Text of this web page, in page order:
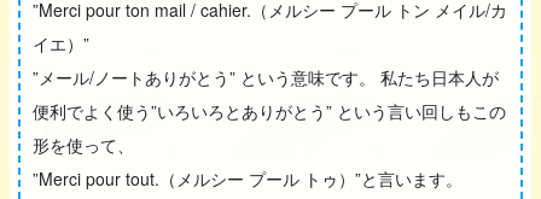
”Merci pour ton mail / cahier.（メルシー プール トン メイル/カ
イエ）”
”メール/ノートありがとう” という意味です。 私たち日本人が
便利でよく使う”いろいろとありがとう” という言い回しもこの
形を使って、
”Merci pour tout.（メルシー プール トゥ）”と言います。